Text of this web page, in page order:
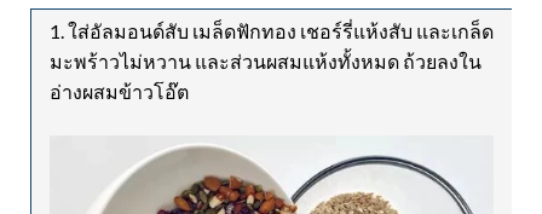
1. ใส่อัลมอนด์สับ เมล็ดฟักทอง เชอร์รี่แห้งสับ และเกล็ด
มะพร้าวไม่หวาน และส่วนผสมแห้งทั้งหมด ถ้วยลงใน
อ่างผสมข้าวโอ๊ต